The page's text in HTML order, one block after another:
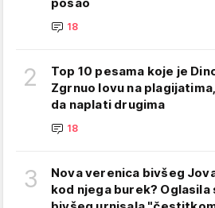
18
2
Top 10 pesama koje je
Zgrnuo lovu na
da naplati drugima
18
3
Nova verenica bivšeg
kod njega burek?